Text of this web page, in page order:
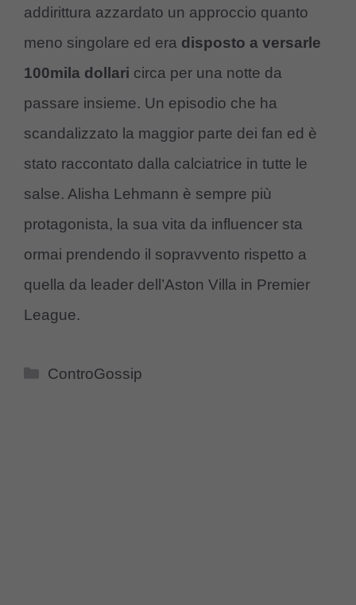
addirittura azzardato un approccio quanto
meno singolare ed era disposto a versarle
100mila dollari circa per una notte da
passare insieme. Un episodio che ha
scandalizzato la maggior parte dei fan ed è
stato raccontato dalla calciatrice in tutte le
salse. Alisha Lehmann è sempre più
protagonista, la sua vita da influencer sta
ormai prendendo il sopravvento rispetto a
quella da leader dell’Aston Villa in Premier
League.
Categorie
ControGossip